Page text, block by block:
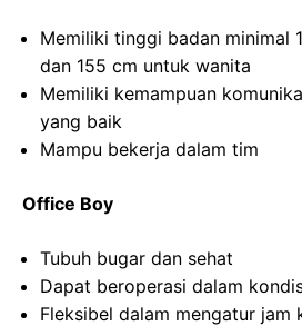
Memiliki tinggi badan minimal
dan 155 cm untuk wanita
Memiliki kemampuan
yang baik
Mampu bekerja dalam tim
Office Boy
Tubuh bugar dan sehat
Dapat beroperasi dalam
Fleksibel dalam mengatur jam